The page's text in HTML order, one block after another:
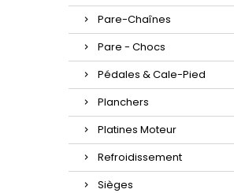
Pare-Chaînes
Pare - Chocs
Pédales & Cale-Pied
Planchers
Platines Moteur
Refroidissement
Sièges